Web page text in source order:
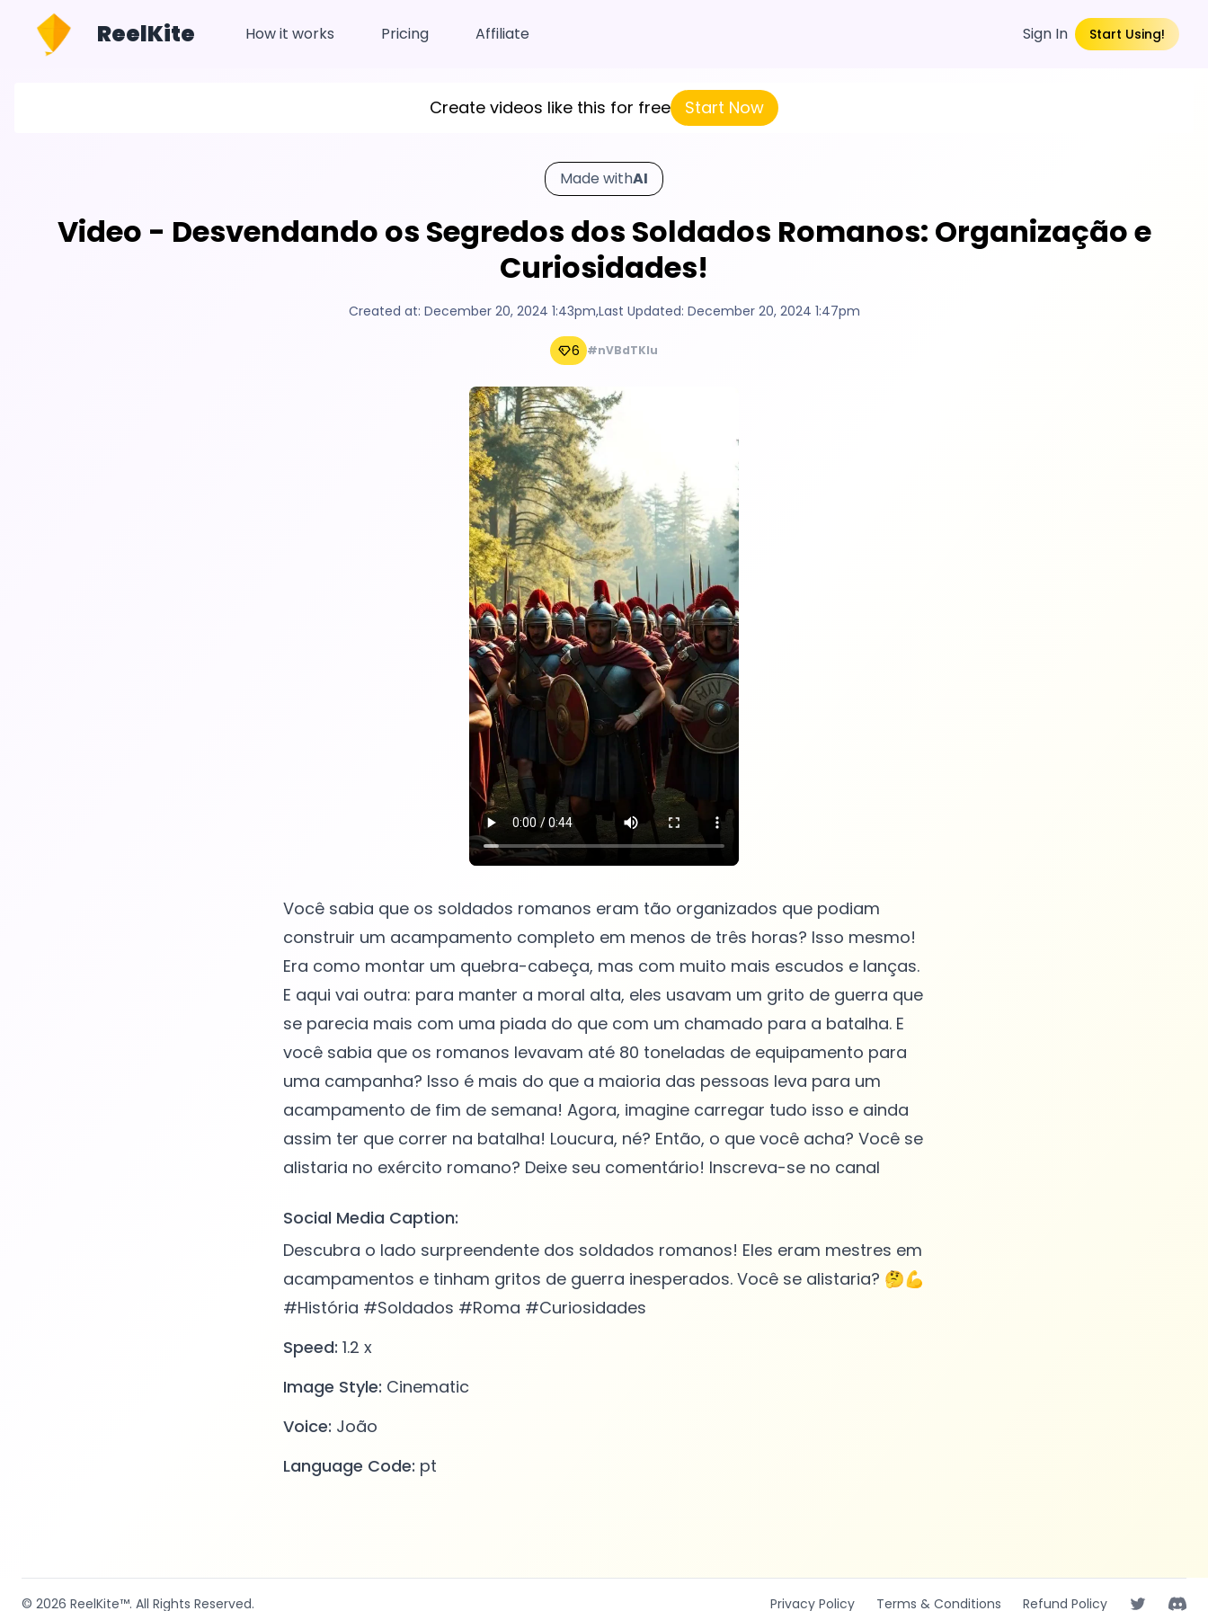
ReelKite How it works Pricing Affiliate Sign In Start Using!
Create videos like this for free Start Now
Made withAI
Video - Desvendando os Segredos dos Soldados Romanos: Organização e
Curiosidades!
Created at: December 20, 2024 1:43pm,Last Updated: December 20, 2024 1:47pm
6 #nVBdTKlu
Você sabia que os soldados romanos eram tão organizados que podiam
construir um acampamento completo em menos de três horas? Isso mesmo!
Era como montar um quebra-cabeça, mas com muito mais escudos e lanças.
E aqui vai outra: para manter a moral alta, eles usavam um grito de guerra que
se parecia mais com uma piada do que com um chamado para a batalha. E
você sabia que os romanos levavam até 80 toneladas de equipamento para
uma campanha? Isso é mais do que a maioria das pessoas leva para um
acampamento de fim de semana! Agora, imagine carregar tudo isso e ainda
assim ter que correr na batalha! Loucura, né? Então, o que você acha? Você se
Social Media Caption:
Descubra o lado surpreendente dos soldados romanos! Eles eram mestres em
acampamentos e tinham gritos de guerra inesperados. Você se alistaria? 🤔💪
#História #Soldados #Roma #Curiosidades
Speed: 1.2 x
Image Style: Cinematic
Voice: João
Language Code: pt
© 2026 ReelKite™. All Rights Reserved. Privacy Policy Terms & Conditions Refund Policy